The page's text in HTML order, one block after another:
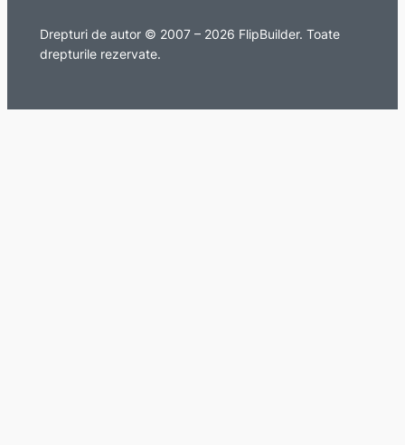
Drepturi de autor © 2007 – 2026 FlipBuilder. Toate
drepturile rezervate.